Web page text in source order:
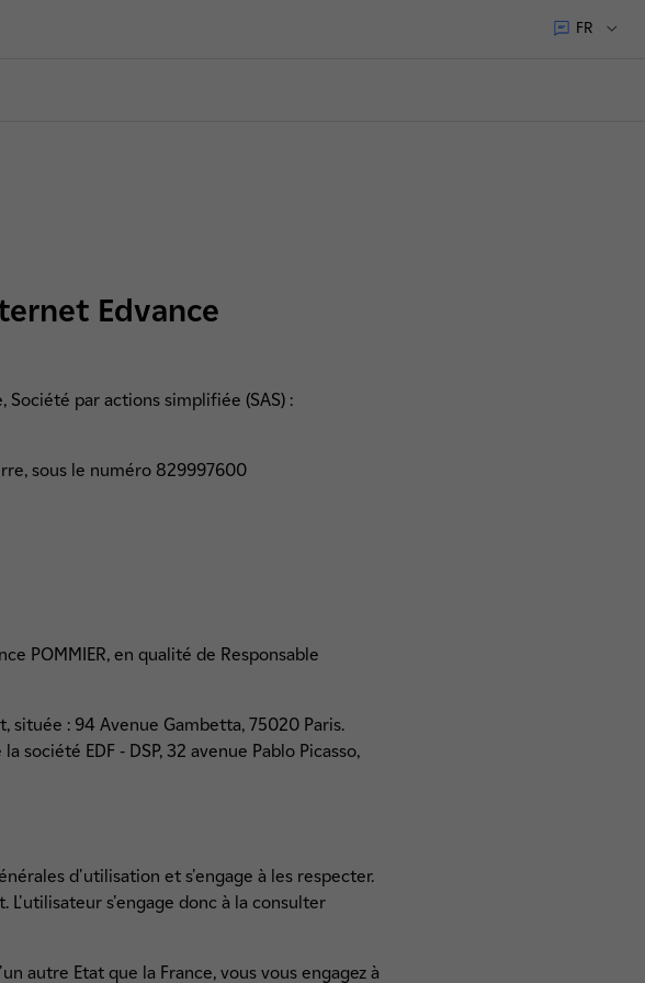
FR
Edvance
Société par actions simplifiée (SAS):
sous le numéro 829997600
POMMIER, en qualité de Responsable
située : 94 Avenue Gambetta, 75020 Paris.
EDF - DSP, 32 avenue Pablo Picasso,
d'utilisation et s'engage à les respecter.
s'engage donc à la consulter
autre Etat que la France, vous vous engagez à